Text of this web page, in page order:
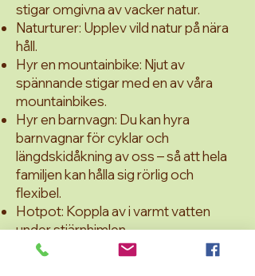
stigar omgivna av vacker natur.
Naturturer: Upplev vild natur på nära
håll.
Hyr en mountainbike: Njut av
spännande stigar med en av våra
mountainbikes.
Hyr en barnvagn: Du kan hyra
barnvagnar för cyklar och
längdskidåkning av oss – så att hela
familjen kan hålla sig rörlig och
flexibel.
Hotpot: Koppla av i varmt vatten
under stjärnhimlen.
Rökbastu: Koppla av i vår traditionella